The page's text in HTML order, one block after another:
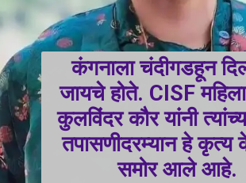
कंगनाला चंदीगडहून
जायचे होते. CISF
कुलविंदर कौर यांनी
तपासणीदरम्यान हे कृत्य
समोर आले आहे.